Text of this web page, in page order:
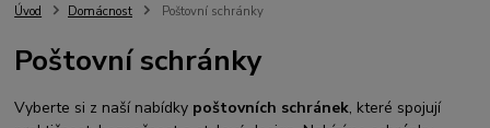
Úvod Domácnost Poštovní schránky
Poštovní schránky
Vyberte si z naší nabídky poštovních schránek, které spojují